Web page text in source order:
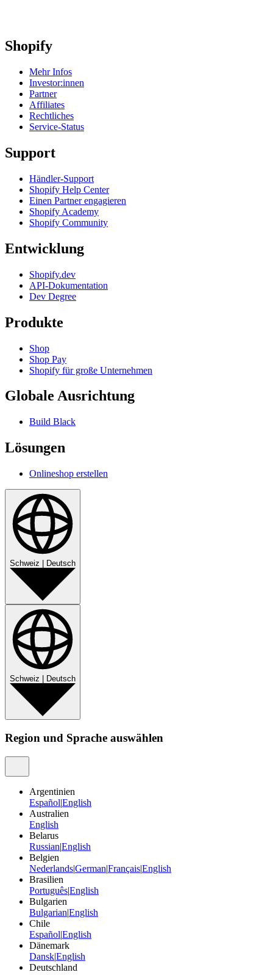
Shopify
Mehr Infos
Investor:innen
Partner
Affiliates
Rechtliches
Service-Status
Support
Händler-Support
Shopify Help Center
Einen Partner engagieren
Shopify Academy
Shopify Community
Entwicklung
Shopify.dev
API-Dokumentation
Dev Degree
Produkte
Shop
Shop Pay
Shopify für große Unternehmen
Globale Ausrichtung
Build Black
Lösungen
Onlineshop erstellen
Schweiz Deutsch
Schweiz Deutsch
Region und Sprache auswählen
Argentinien
Español|English
Australien
English
Belarus
Russian|English
Belgien
Nederlands|German|Français|English
Brasilien
Português|English
Bulgarien
Bulgarian|English
Chile
Español|English
Dänemark
Dansk|English
Deutschland